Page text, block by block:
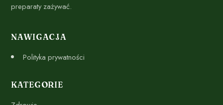
preparaty zażywać.
NAWIGACJA
Polityka prywatności
KATEGORIE